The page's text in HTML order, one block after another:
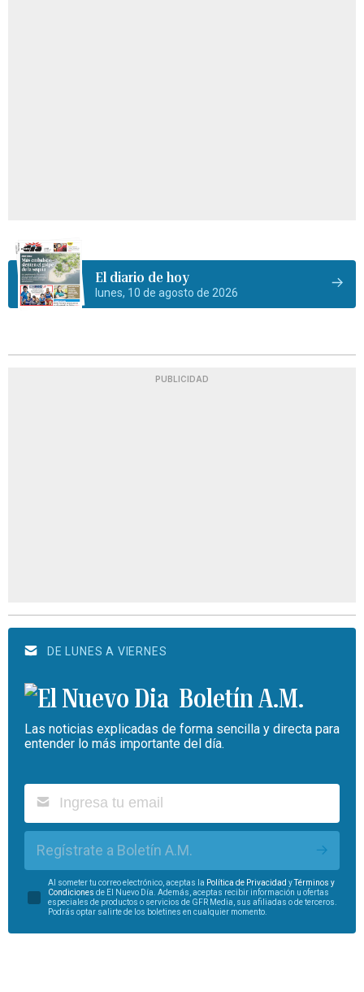
El diario de hoy
lunes, 10 de agosto de 2026
PUBLICIDAD
DE LUNES A VIERNES
Boletín A.M.
Las noticias explicadas de forma sencilla y directa para
entender lo más importante del día.
Regístrate a Boletín A.M.
Al someter tu correo electrónico, aceptas la Política de Privacidad yTérminos y
Condiciones de El Nuevo Día. Además, aceptas recibir información u ofertas
especiales de productos o servicios de GFR Media, sus afiliadas o de terceros.
Podrás optar salirte de los boletines en cualquier momento.